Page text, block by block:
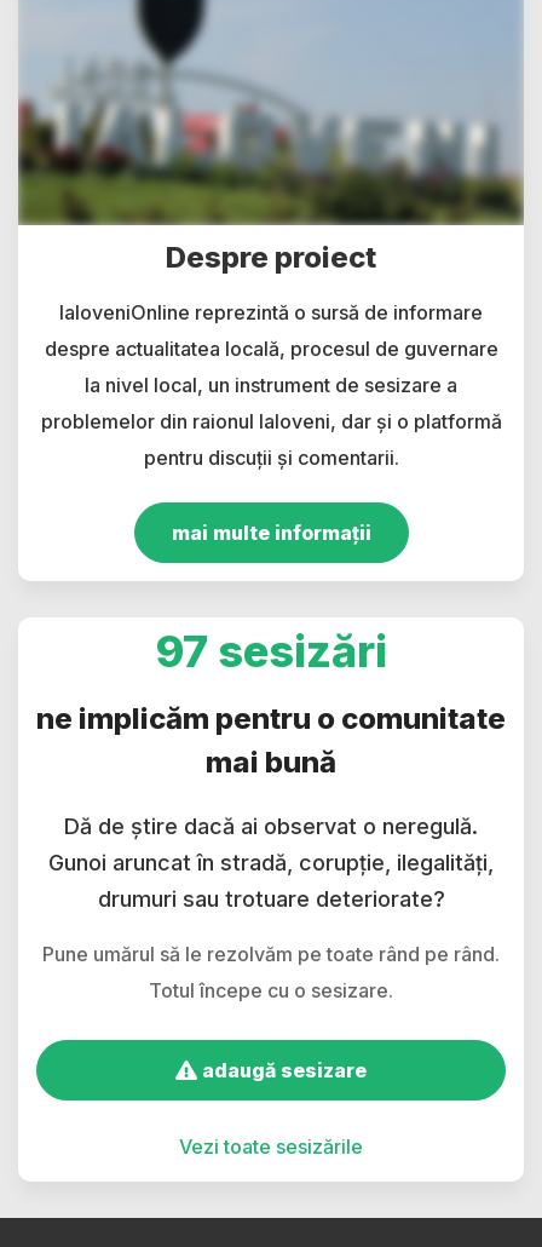
Despre proiect
IaloveniOnline reprezintă o sursă de informare
despre actualitatea locală, procesul de guvernare
la nivel local, un instrument de sesizare a
problemelor din raionul Ialoveni, dar și o platformă
pentru discuții și comentarii.
mai multe informații
97 sesizări
ne implicăm pentru o comunitate
mai bună
Dă de știre dacă ai observat o neregulă.
Gunoi aruncat în stradă, corupție, ilegalități,
drumuri sau trotuare deteriorate?
Pune umărul să le rezolvăm pe toate rând pe rând.
Totul începe cu o sesizare.
adaugă sesizare
Vezi toate sesizările